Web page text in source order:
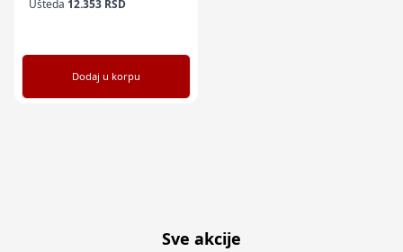
Ušteda 12.353 RSD
Dodaj u korpu
Sve akcije